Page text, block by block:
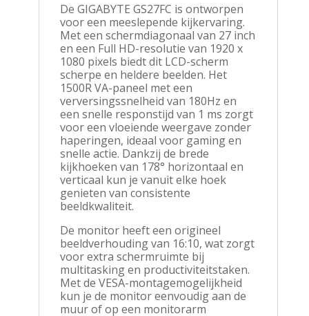
De GIGABYTE GS27FC is ontworpen
voor een meeslepende kijkervaring.
Met een schermdiagonaal van 27 inch
en een Full HD-resolutie van 1920 x
1080 pixels biedt dit LCD-scherm
scherpe en heldere beelden. Het
1500R VA-paneel met een
verversingssnelheid van 180Hz en
een snelle responstijd van 1 ms zorgt
voor een vloeiende weergave zonder
haperingen, ideaal voor gaming en
snelle actie. Dankzij de brede
kijkhoeken van 178° horizontaal en
verticaal kun je vanuit elke hoek
genieten van consistente
beeldkwaliteit.
De monitor heeft een origineel
beeldverhouding van 16:10, wat zorgt
voor extra schermruimte bij
multitasking en productiviteitstaken.
Met de VESA-montagemogelijkheid
kun je de monitor eenvoudig aan de
muur of op een monitorarm